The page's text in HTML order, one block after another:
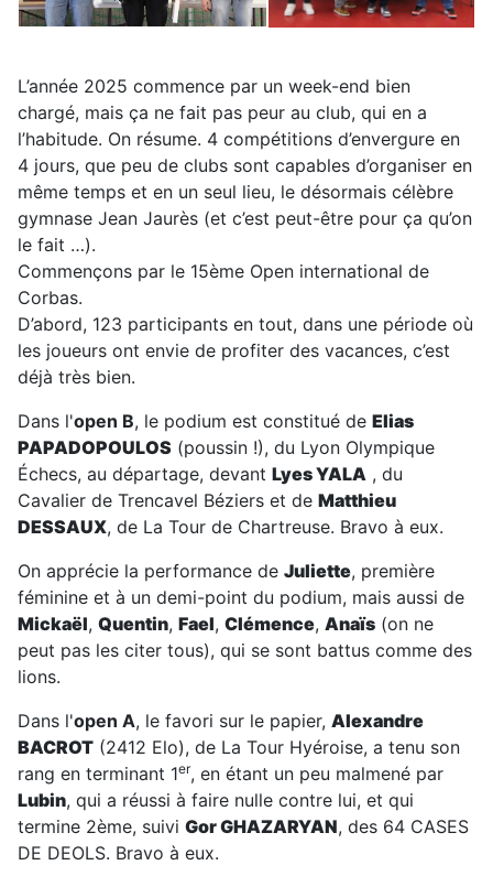
L’année 2025 commence par un week-end bien
chargé, mais ça ne fait pas peur au club, qui en a
l’habitude. On résume. 4 compétitions d’envergure en
4 jours, que peu de clubs sont capables d’organiser en
même temps et en un seul lieu, le désormais célèbre
gymnase Jean Jaurès (et c’est peut-être pour ça qu’on
le fait …).
Commençons par le 15ème Open international de
Corbas.
D’abord, 123 participants en tout, dans une période où
les joueurs ont envie de profiter des vacances, c’est
déjà très bien.
Dans l'open B, le podium est constitué de Elias
PAPADOPOULOS (poussin !), du Lyon Olympique
Échecs, au départage, devant Lyes YALA , du
Cavalier de Trencavel Béziers et de Matthieu
DESSAUX, de La Tour de Chartreuse. Bravo à eux.
On apprécie la performance de Juliette, première
féminine et à un demi-point du podium, mais aussi de
Mickaël, Quentin, Fael, Clémence, Anaïs (on ne
peut pas les citer tous), qui se sont battus comme des
lions.
Dans l'open A, le favori sur le papier, Alexandre
BACROT (2412 Elo), de La Tour Hyéroise, a tenu son
rang en terminant 1er, en étant un peu malmené par
Lubin, qui a réussi à faire nulle contre lui, et qui
termine 2ème, suivi Gor GHAZARYAN, des 64 CASES
DE DEOLS. Bravo à eux.